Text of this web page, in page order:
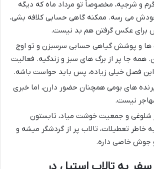
و شرجیه، مخصوصاً تو مرداد ماه که دیگه
می رسه. ممکنه گاهی حسابی کلافه بشی،
برای عکس گرفتن هم بد نیست.
و پوشش گیاهی حسابی سرسبزن و تو اوج
جا پر از برگ های سبز و زندگیه. فعالیت
فصل خیلی زیاده، پس باید حواست باشه.
های بومی همچنان حضور دارن، اما خبری
نیست.
شلوغی و جمعیت خوشت میاد، تابستون
خاطر تعطیلات، تالاب پر از گردشگر میشه و
خاصی داره.